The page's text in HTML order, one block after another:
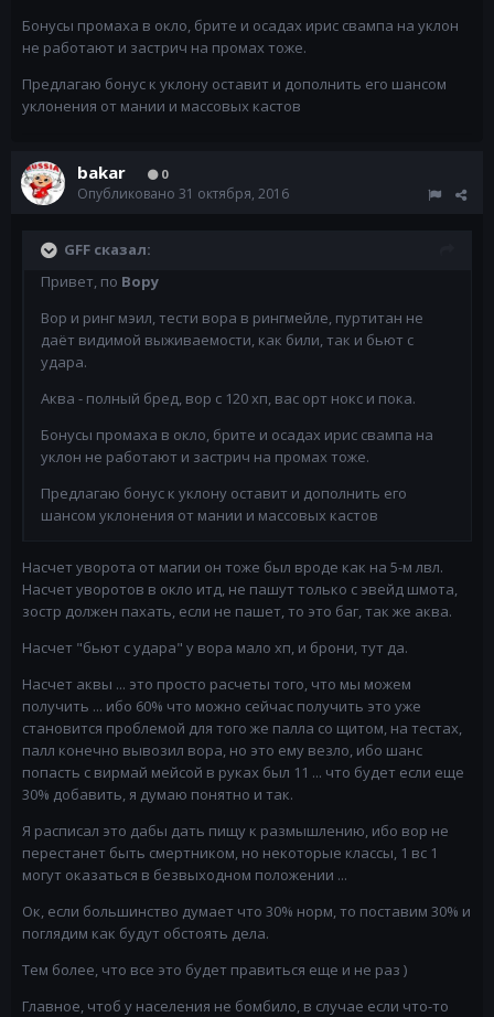
Бонусы промаха в окло, брите и осадах ирис свампа на уклон
не работают и застрич на промах тоже.
Предлагаю бонус к уклону оставит и дополнить его шансом
уклонения от мании и массовых кастов
bakar 0
Опубликовано 31 октября, 2016
GFF сказал:
Привет, по Вору
Вор и ринг мэил, тести вора в рингмейле, пуртитан не
даёт видимой выживаемости, как били, так и бьют с
удара.
Аква - полный бред, вор с 120 хп, вас орт нокс и пока.
Бонусы промаха в окло, брите и осадах ирис свампа на
уклон не работают и застрич на промах тоже.
Предлагаю бонус к уклону оставит и дополнить его
шансом уклонения от мании и массовых кастов
Насчет уворота от магии он тоже был вроде как на 5-м лвл.
Насчет уворотов в окло итд, не пашут только с эвейд шмота,
зостр должен пахать, если не пашет, то это баг, так же аква.
Насчет "бьют с удара" у вора мало хп, и брони, тут да.
Насчет аквы ... это просто расчеты того, что мы можем
получить ... ибо 60% что можно сейчас получить это уже
становится проблемой для того же палла со щитом, на тестах,
палл конечно вывозил вора, но это ему везло, ибо шанс
попасть с вирмай мейсой в руках был 11 ... что будет если еще
30% добавить, я думаю понятно и так.
Я расписал это дабы дать пищу к размышлению, ибо вор не
перестанет быть смертником, но некоторые классы, 1 вс 1
могут оказаться в безвыходном положении ...
Ок, если большинство думает что 30% норм, то поставим 30% и
поглядим как будут обстоять дела.
Тем более, что все это будет правиться еще и не раз )
Главное, чтоб у населения не бомбило, в случае если что-то